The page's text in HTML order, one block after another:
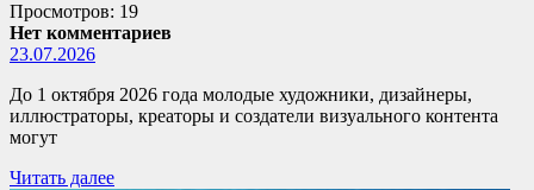
Просмотров: 19
Нет комментариев
23.07.2026
До 1 октября 2026 года молодые художники, дизайнеры,
иллюстраторы, креаторы и создатели визуального контента
могут
Читать далее